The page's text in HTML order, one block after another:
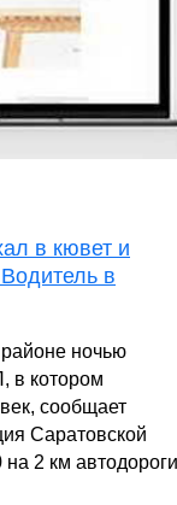
в кювет и
в
ночью
в котором
сообщает
Саратовской
2 км автодороги